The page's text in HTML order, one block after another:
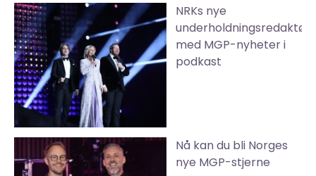
NRKs nye
underholdningsredaktør
med MGP-nyheter i
podkast
Nå kan du bli Norges
nye MGP-stjerne